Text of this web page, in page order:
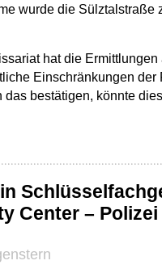
wurde die Sülztalstraße
hat die
Einschränkungen der
bestätigen, könnte
Center –